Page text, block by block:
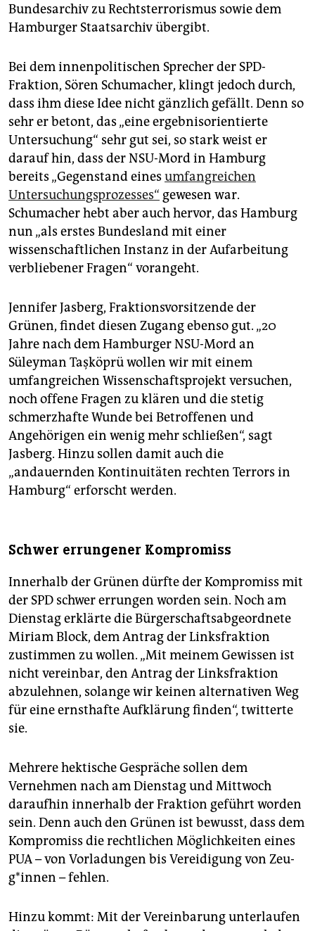
Bundesarchiv zu Rechtsterrorismus sowie dem
Hamburger Staatsarchiv übergibt.
Bei dem innenpolitischen Sprecher der SPD-
Fraktion, Sören Schumacher, klingt jedoch durch,
dass ihm diese Idee nicht gänzlich gefällt. Denn so
sehr er betont, das „eine ergebnisorientierte
Untersuchung“ sehr gut sei, so stark weist er
darauf hin, dass der NSU-Mord in Hamburg
bereits „Gegenstand eines umfangreichen
Untersuchungsprozesses“ gewesen war.
Schumacher hebt aber auch hervor, das Hamburg
nun „als erstes Bundesland mit einer
wissenschaftlichen Instanz in der Aufarbeitung
verbliebener Fragen“ vorangeht.
Jennifer Jasberg, Fraktionsvorsitzende der
Grünen, findet diesen Zugang ebenso gut. „20
Jahre nach dem Hamburger NSU-Mord an
Süleyman Taşköprü wollen wir mit einem
umfangreichen Wissenschaftsprojekt versuchen,
noch offene Fragen zu klären und die stetig
schmerzhafte Wunde bei Betroffenen und
Angehörigen ein wenig mehr schließen“, sagt
Jasberg. Hinzu sollen damit auch die
„andauernden Kontinuitäten rechten Terrors in
Hamburg“ erforscht werden.
Schwer errungener Kompromiss
Innerhalb der Grünen dürfte der Kompromiss mit
der SPD schwer errungen worden sein. Noch am
Dienstag erklärte die Bürgerschaftsabgeordnete
Miriam Block, dem Antrag der Linksfraktion
zustimmen zu wollen. „Mit meinem Gewissen ist
nicht vereinbar, den Antrag der Linksfraktion
abzulehnen, solange wir keinen alternativen Weg
für eine ernsthafte Aufklärung finden“, twitterte
sie.
Mehrere hektische Gespräche sollen dem
Vernehmen nach am Dienstag und Mittwoch
daraufhin innerhalb der Fraktion geführt worden
sein. Denn auch den Grünen ist bewusst, dass dem
Kompromiss die rechtlichen Möglichkeiten eines
PUA – von Vorladungen bis Vereidigung von Zeu­
g*in­nen – fehlen.
Hinzu kommt: Mit der Vereinbarung unterlaufen